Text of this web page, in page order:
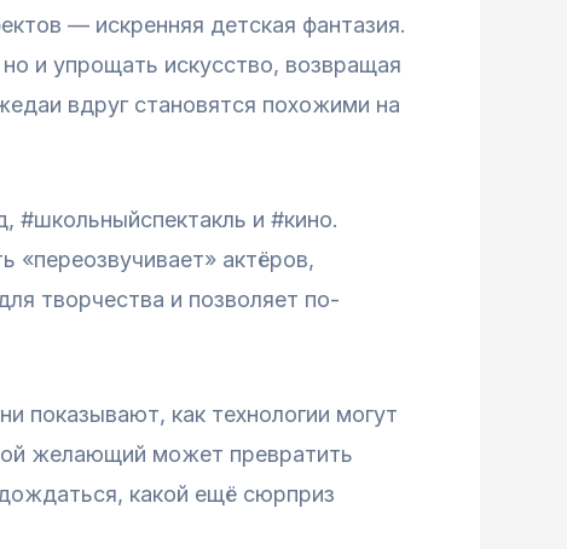
— искренняя детская фантазия.
и упрощать искусство, возвращая
вдруг становятся похожими на
#школьныйспектакль и #кино.
актёров,
творчества и позволяет по-
показывают, как технологии могут
желающий может превратить
какой ещё сюрприз